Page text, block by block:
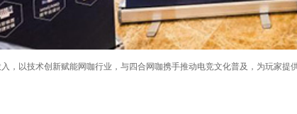
，以技术创新赋能网咖行业，与四合网咖携手推动电竞文化普及，为玩家